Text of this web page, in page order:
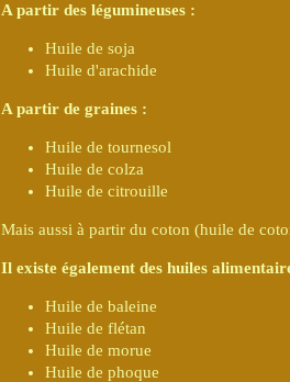
A partir des légumineuses :
Huile de soja
Huile d'arachide
A partir de graines :
Huile de tournesol
Huile de colza
Huile de citrouille
Mais aussi à partir du coton (huile de
Il existe également des huiles
Huile de baleine
Huile de flétan
Huile de morue
Huile de phoque